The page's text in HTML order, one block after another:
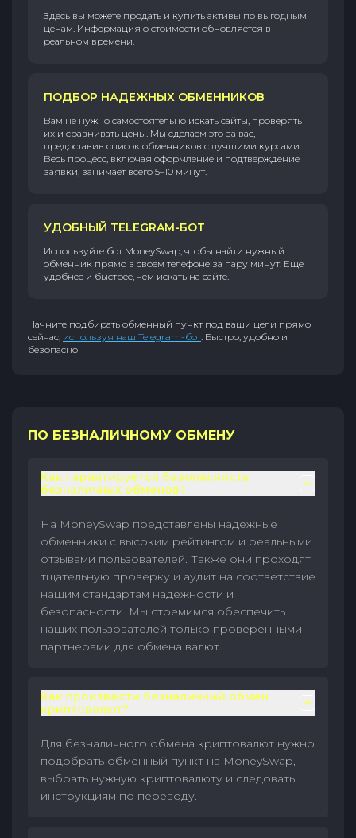
Здесь вы можете продать и купить активы по выгодным
ценам. Информация о стоимости обновляется в
реальном времени.
ПОДБОР НАДЕЖНЫХ ОБМЕННИКОВ
Вам не нужно самостоятельно искать сайты, проверять
их и сравнивать цены. Мы сделаем это за вас,
предоставив список обменников с лучшими курсами.
Весь процесс, включая оформление и подтверждение
заявки, занимает всего 5–10 минут.
УДОБНЫЙ TELEGRAM-БОТ
Используйте бот MoneySwap, чтобы найти нужный
обменник прямо в своем телефоне за пару минут. Еще
удобнее и быстрее, чем искать на сайте.
Начните подбирать обменный пункт под ваши цели прямо
сейчас, используя наш Telegram-бот. Быстро, удобно и
безопасно!
ПО БЕЗНАЛИЧНОМУ ОБМЕНУ
Как гарантируется безопасность
безналичных обменов?
На MoneySwap представлены надежные
обменники с высоким рейтингом и реальными
отзывами пользователей. Также они проходят
тщательную проверку и аудит на соответствие
нашим стандартам надежности и
безопасности. Мы стремимся обеспечить
наших пользователей только проверенными
партнерами для обмена валют.
Как произвести безналичный обмен
криптовалют?
Для безналичного обмена криптовалют нужно
подобрать обменный пункт на MoneySwap,
выбрать нужную криптовалюту и следовать
инструкциям по переводу.